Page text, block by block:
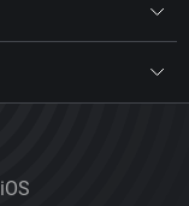
iOS